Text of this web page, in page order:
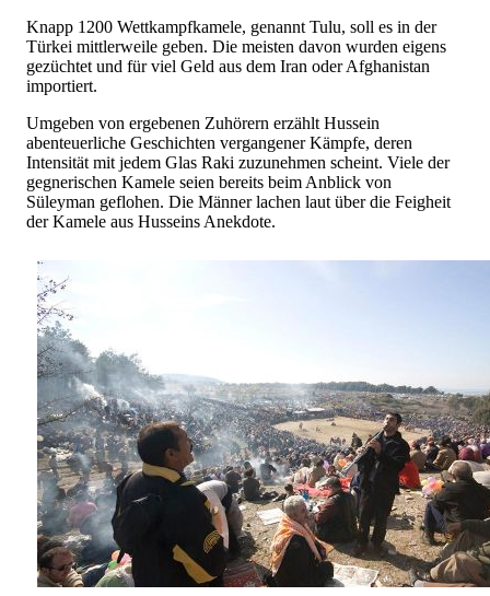
Knapp 1200 Wettkampfkamele, genannt Tulu, soll es in der
Türkei mittlerweile geben. Die meisten davon wurden eigens
gezüchtet und für viel Geld aus dem Iran oder Afghanistan
importiert.
Umgeben von ergebenen Zuhörern erzählt Hussein
abenteuerliche Geschichten vergangener Kämpfe, deren
Intensität mit jedem Glas Raki zuzunehmen scheint. Viele der
gegnerischen Kamele seien bereits beim Anblick von
Süleyman geflohen. Die Männer lachen laut über die Feigheit
der Kamele aus Husseins Anekdote.